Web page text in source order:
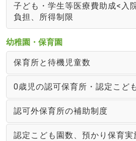
子ども・学生等医療費助成<入
負担、所得制限
幼稚園・保育園
保育所と待機児童数
0歳児の認可保育所・認定こど
認可外保育所の補助制度
認定こども園数、預かり保育